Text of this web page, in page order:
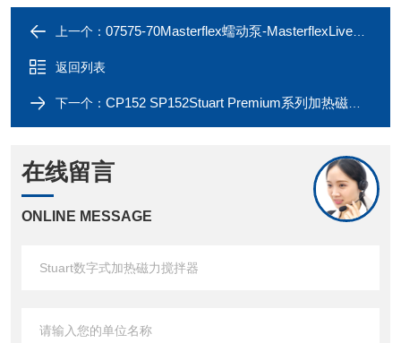
上一个： 07575-70Masterflex蠕动泵-MasterflexLive远程控制
返回列表
下一个： CP152 SP152Stuart Premium系列加热磁力搅拌器
在线留言
ONLINE MESSAGE